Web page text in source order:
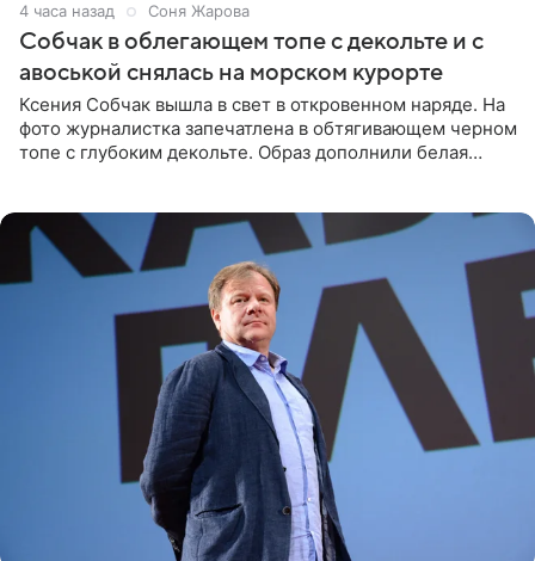
4 часа назад Соня Жарова
Собчак в облегающем топе с декольте и с
авоськой снялась на морском курорте
Ксения Собчак вышла в свет в откровенном наряде. На
фото журналистка запечатлена в обтягивающем черном
топе с глубоким декольте. Образ дополнили белая